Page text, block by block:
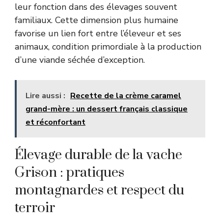
leur fonction dans des élevages souvent
familiaux. Cette dimension plus humaine
favorise un lien fort entre l’éleveur et ses
animaux, condition primordiale à la production
d’une viande séchée d’exception.
Lire aussi : Recette de la crème caramel
grand-mère : un dessert français classique
et réconfortant
Élevage durable de la vache
Grison : pratiques
montagnardes et respect du
terroir